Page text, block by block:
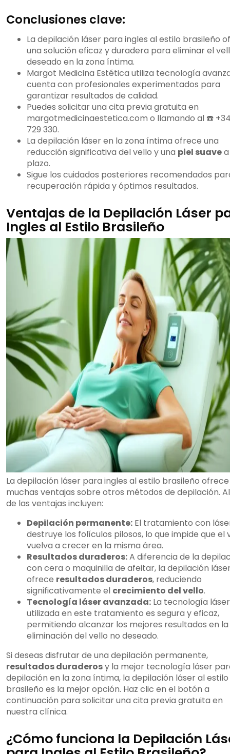
Conclusiones clave:
La depilación láser para ingles al estilo brasileño
una solución eficaz y duradera para eliminar el
deseado en la zona íntima.
Margot Medicina Estética utiliza tecnología
cuenta con profesionales experimentados para
garantizar resultados de calidad.
Puedes solicitar una cita previa gratuita en
margotmedicinaestetica.com o llamando al ☎️
729 330.
La depilación láser en la zona íntima ofrece una
reducción significativa del vello y una piel suave
plazo.
Sigue los cuidados posteriores recomendados
recuperación rápida y óptimos resultados.
Ventajas de la Depilación Láser
Ingles al Estilo Brasileño
La depilación láser para ingles al estilo brasileño ofrece
muchas ventajas sobre otros métodos de depilación.
de las ventajas incluyen:
Depilación permanente: El tratamiento con
destruye los folículos pilosos, lo que impide que el
vuelva a crecer en la misma área.
Resultados duraderos:A diferencia de la
con cera o maquinilla de afeitar, la depilación
ofrece resultados duraderos, reduciendo
significativamente el crecimiento del vello.
Tecnología láser avanzada: La tecnología láser
utilizada en este tratamiento es segura y eficaz,
permitiendo alcanzar los mejores resultados en la
eliminación del vello no deseado.
Si deseas disfrutar de una depilación permanente,
resultados duraderosy la mejor tecnología láser
depilación en la zona íntima, la depilación láser al estilo
brasileño es la mejor opción. Haz clic en el botón a
continuación para solicitar una cita previa gratuita en
nuestra clínica.
¿Cómo funciona la Depilación